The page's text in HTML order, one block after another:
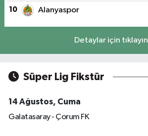
10 Alanyaspor
Detaylar için tıklayın
Süper Lig Fikstür
14 Ağustos, Cuma
Galatasaray - Çorum FK